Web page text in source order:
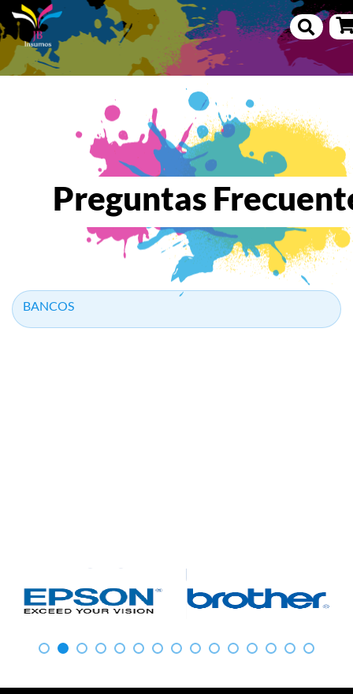
Preguntas
BANCOS